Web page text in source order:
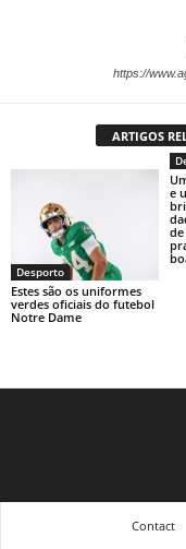
https://
ARTIGOS
Desporto
Estes são os uniformes
verdes oficiais do futebol
Notre Dame
e
Contact